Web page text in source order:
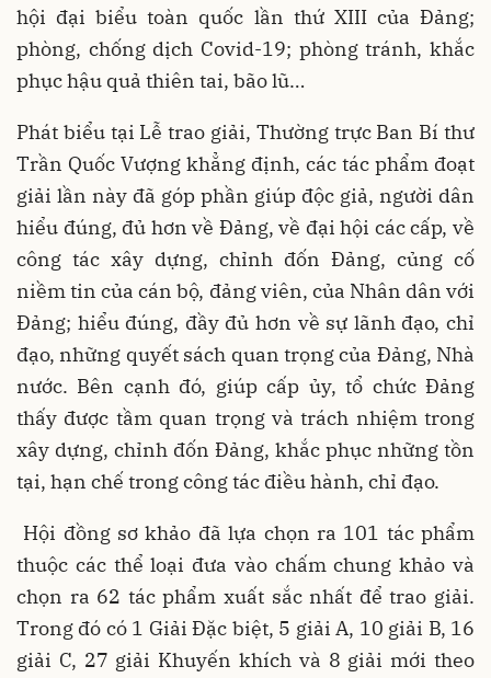
hội đại biểu toàn quốc lần thứ XIII của Đảng;
phòng, chống dịch Covid-19; phòng tránh, khắc
phục hậu quả thiên tai, bão lũ…
Phát biểu tại Lễ trao giải, Thường trực Ban Bí thư
Trần Quốc Vượng khẳng định, các tác phẩm đoạt
giải lần này đã góp phần giúp độc giả, người dân
hiểu đúng, đủ hơn về Đảng, về đại hội các cấp, về
công tác xây dựng, chỉnh đốn Đảng, củng cố
niềm tin của cán bộ, đảng viên, của Nhân dân với
Đảng; hiểu đúng, đầy đủ hơn về sự lãnh đạo, chỉ
đạo, những quyết sách quan trọng của Đảng, Nhà
nước. Bên cạnh đó, giúp cấp ủy, tổ chức Đảng
thấy được tầm quan trọng và trách nhiệm trong
xây dựng, chỉnh đốn Đảng, khắc phục những tồn
tại, hạn chế trong công tác điều hành, chỉ đạo.
Hội đồng sơ khảo đã lựa chọn ra 101 tác phẩm
thuộc các thể loại đưa vào chấm chung khảo và
chọn ra 62 tác phẩm xuất sắc nhất để trao giải.
Trong đó có 1 Giải Đặc biệt, 5 giải A, 10 giải B, 16
giải C, 27 giải Khuyến khích và 8 giải mới theo